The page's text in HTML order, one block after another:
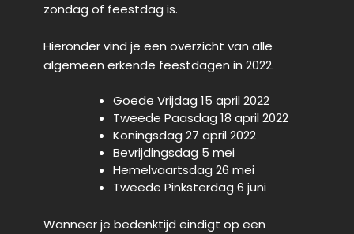
zondag of feestdag is.
Hieronder vind je een overzicht van alle
algemeen erkende feestdagen in 2022.
Goede Vrijdag 15 april 2022
Tweede Paasdag 18 april 2022
Koningsdag 27 april 2022
Bevrijdingsdag 5 mei
Hemelvaartsdag 26 mei
Tweede Pinksterdag 6 juni
Wanneer je bedenktijd eindigt op een